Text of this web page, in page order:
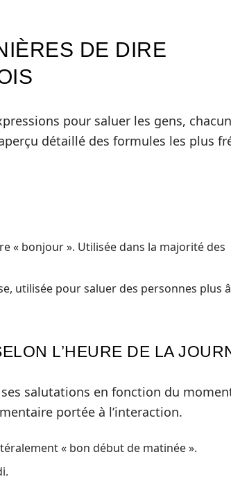
DE DIRE
pour saluer les gens,
détaillé des formules les plus
« bonjour ». Utilisée dans la majorité des
utilisée pour saluer des personnes plus
L’HEURE DE LA
salutations en fonction du
portée à l’interaction.
« bon début de matinée ».